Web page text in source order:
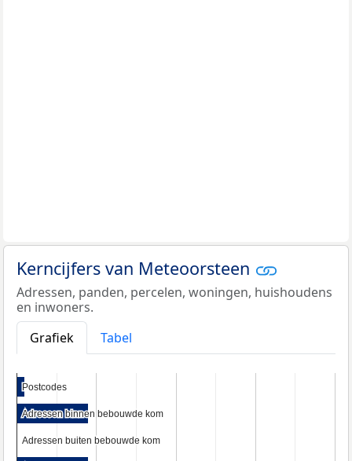
Kerncijfers van Meteoorsteen
Adressen, panden, percelen, woningen, huishoudens
en inwoners.
Grafiek
Tabel
Postcodes
Postcodes
Adressen binnen bebouwde kom
Adressen binnen bebouwde kom
Adressen buiten bebouwde kom
Adressen buiten bebouwde kom